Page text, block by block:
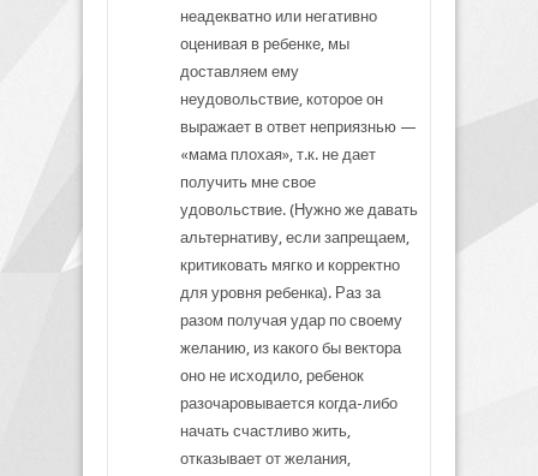
неадекватно или негативно
оценивая в ребенке, мы
доставляем ему
неудовольствие, которое он
выражает в ответ неприязнью —
«мама плохая», т.к. не дает
получить мне свое
удовольствие. (Нужно же давать
альтернативу, если запрещаем,
критиковать мягко и корректно
для уровня ребенка). Раз за
разом получая удар по своему
желанию, из какого бы вектора
оно не исходило, ребенок
разочаровывается когда-либо
начать счастливо жить,
отказывает от желания,